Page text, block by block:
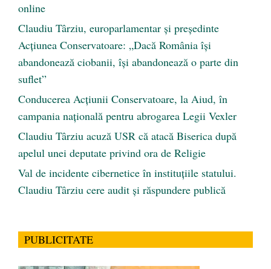
online
Claudiu Târziu, europarlamentar și președinte
Acțiunea Conservatoare: „Dacă România își
abandonează ciobanii, își abandonează o parte din
suflet”
Conducerea Acțiunii Conservatoare, la Aiud, în
campania națională pentru abrogarea Legii Vexler
Claudiu Târziu acuză USR că atacă Biserica după
apelul unei deputate privind ora de Religie
Val de incidente cibernetice în instituțiile statului.
Claudiu Târziu cere audit și răspundere publică
PUBLICITATE